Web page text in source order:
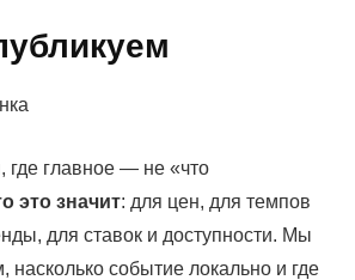
где главное — не «что
это значит: для цен, для темпов
для ставок и доступности. Мы
насколько событие локально и где